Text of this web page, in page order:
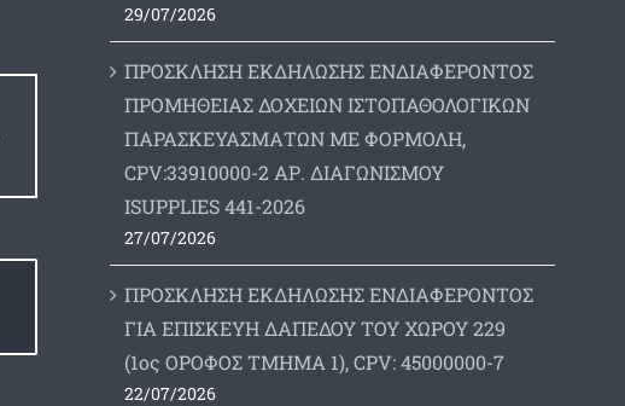
29/07/2026
ΠΡΟΣΚΛΗΣΗ ΕΚΔΗΛΩΣΗΣ ΕΝΔΙΑΦΕΡΟΝΤΟΣ
ΠΡΟΜΗΘΕΙΑΣ ΔΟΧΕΙΩΝ ΙΣΤΟΠΑΘΟΛΟΓΙΚΩΝ
ΠΑΡΑΣΚΕΥΑΣΜΑΤΩΝ ΜΕ ΦΟΡΜΟΛΗ,
CPV:33910000-2 ΑΡ. ΔΙΑΓΩΝΙΣΜΟΥ
ΙSUPPLIES 441-2026
27/07/2026
ΠΡΟΣΚΛΗΣΗ ΕΚΔΗΛΩΣΗΣ ΕΝΔΙΑΦΕΡΟΝΤΟΣ
ΓΙΑ ΕΠΙΣΚΕΥΗ ΔΑΠΕΔΟΥ ΤΟΥ ΧΩΡΟΥ 229
(1ος ΟΡΟΦΟΣ ΤΜΗΜΑ 1), CPV: 45000000-7
22/07/2026